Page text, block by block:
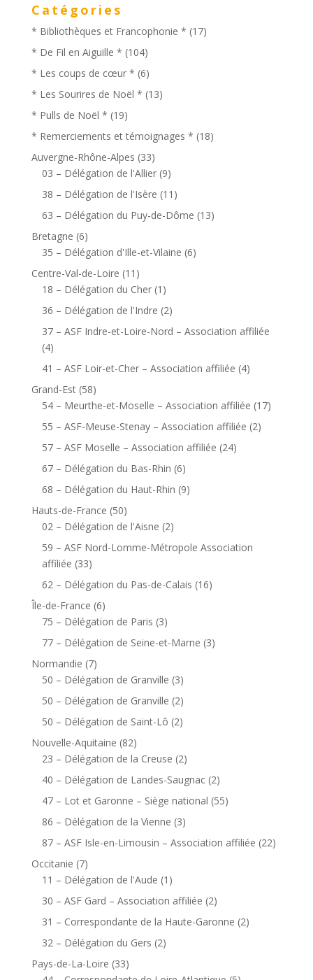
Catégories
* Bibliothèques et Francophonie * (17)
* De Fil en Aiguille * (104)
* Les coups de cœur * (6)
* Les Sourires de Noël * (13)
* Pulls de Noël * (19)
* Remerciements et témoignages * (18)
Auvergne-Rhône-Alpes (33)
03 – Délégation de l'Allier(9)
38 – Délégation de l'Isère (11)
63 – Délégation du Puy-de-Dôme (13)
Bretagne (6)
35 – Délégation d'Ille-et-Vilaine (6)
Centre-Val-de-Loire (11)
18 – Délégation du Cher(1)
36 – Délégation de l'Indre (2)
37 – ASF Indre-et-Loire-Nord – Association affiliée
(4)
41 – ASF Loir-et-Cher – Association affiliée (4)
Grand-Est(58)
54 – Meurthe-et-Moselle – Association affiliée (17)
55 – ASF-Meuse-Stenay – Association affiliée (2)
57 – ASF Moselle – Association affiliée (24)
67 – Délégation du Bas-Rhin (6)
68 – Délégation du Haut-Rhin (9)
Hauts-de-France (50)
02 – Délégation de l'Aisne (2)
59 – ASF Nord-Lomme-Métropole Association
affiliée (33)
62 – Délégation du Pas-de-Calais (16)
Île-de-France (6)
75 – Délégation de Paris (3)
77 – Délégation de Seine-et-Marne (3)
Normandie (7)
50 – Délégation de Granville (3)
50 – Délégation de Granville (2)
50 – Délégation de Saint-Lô (2)
Nouvelle-Aquitaine (82)
23 – Délégation de la Creuse (2)
40 – Délégation de Landes-Saugnac(2)
47 – Lot et Garonne – Siège national (55)
86 – Délégation de la Vienne (3)
87 – ASF Isle-en-Limousin – Association affiliée (22)
Occitanie (7)
11 – Délégation de l'Aude (1)
30 – ASF Gard – Association affiliée (2)
31 – Correspondante de la Haute-Garonne (2)
32 – Délégation du Gers (2)
Pays-de-La-Loire (33)